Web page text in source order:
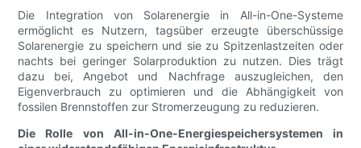
Die Integration von Solarenergie in All-in-One-Systeme
ermöglicht es Nutzern, tagsüber erzeugte überschüssige
Solarenergie zu speichern und sie zu Spitzenlastzeiten oder
nachts bei geringer Solarproduktion zu nutzen. Dies trägt
dazu bei, Angebot und Nachfrage auszugleichen, den
Eigenverbrauch zu optimieren und die Abhängigkeit von
fossilen Brennstoffen zur Stromerzeugung zu reduzieren.
Die Rolle von All-in-One-Energiespeichersystemen in